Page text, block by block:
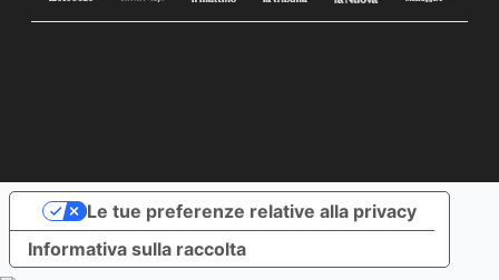
Informativa sulla raccolta
Le tue preferenze relative alla privacy